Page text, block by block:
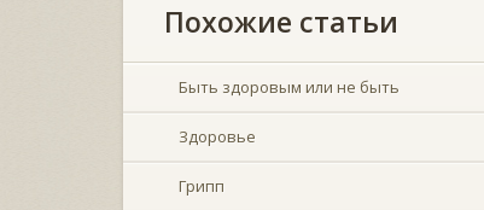
Похожие статьи
Быть здоровым или не быть
Здоровье
Грипп